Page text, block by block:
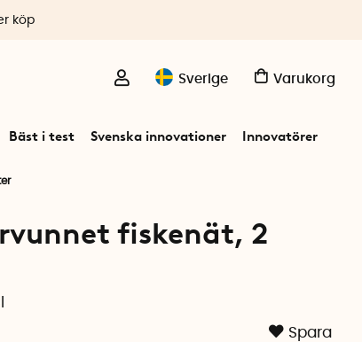
Sverige Varukorg
Bäst i test Svenska innovationer Innovatörer
köp
fiskenät, 2
Spara